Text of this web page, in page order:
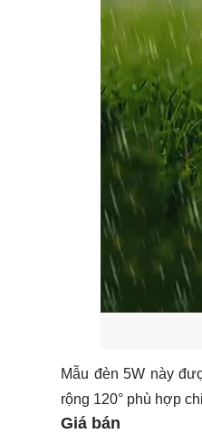
Mẫu đèn 5W này
rộng 120° phù hợp
Giá bán